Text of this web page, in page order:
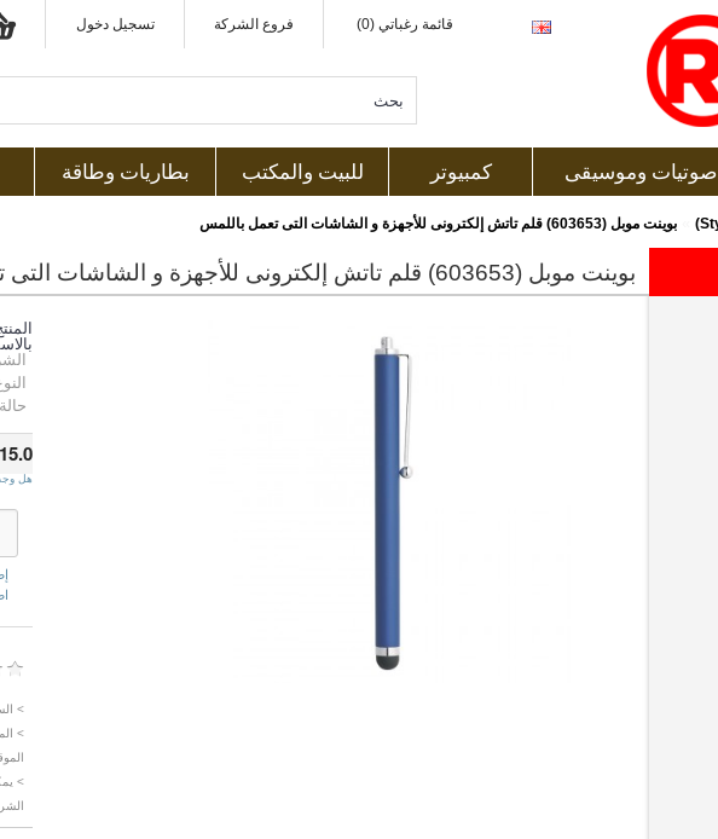
قائمة رغباتي (0) فروع الشركة تسجيل دخول
صوتيات وموسيقى كمبيوتر للبيت والمكتب بطاريات وطاقة
بوينت موبل (603653) قلم تاتش إلكترونى للأجهزة و الشاشات التى تعمل باللمس
بوينت موبل (603653) قلم تاتش إلكترونى للأجهزة و الشاشات التى تعمل باللمس
15.0
هل
>
>